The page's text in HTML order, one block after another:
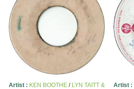
Artist : KEN BOOTHE/ LYN TAITT &
Artist :